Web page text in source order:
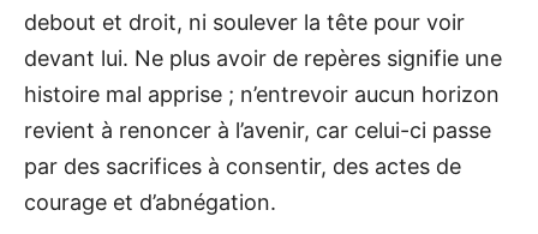
debout et droit, ni soulever la tête pour voir
devant lui. Ne plus avoir de repères signifie une
histoire mal apprise ; n’entrevoir aucun horizon
revient à renoncer à l’avenir, car celui-ci passe
par des sacrifices à consentir, des actes de
courage et d’abnégation.